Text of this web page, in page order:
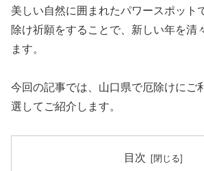
美しい自然に囲まれたパワースポット
除け祈願をすることで、新しい年を清
ます。
今回の記事では、山口県で厄除けにご
選してご紹介します。
目次